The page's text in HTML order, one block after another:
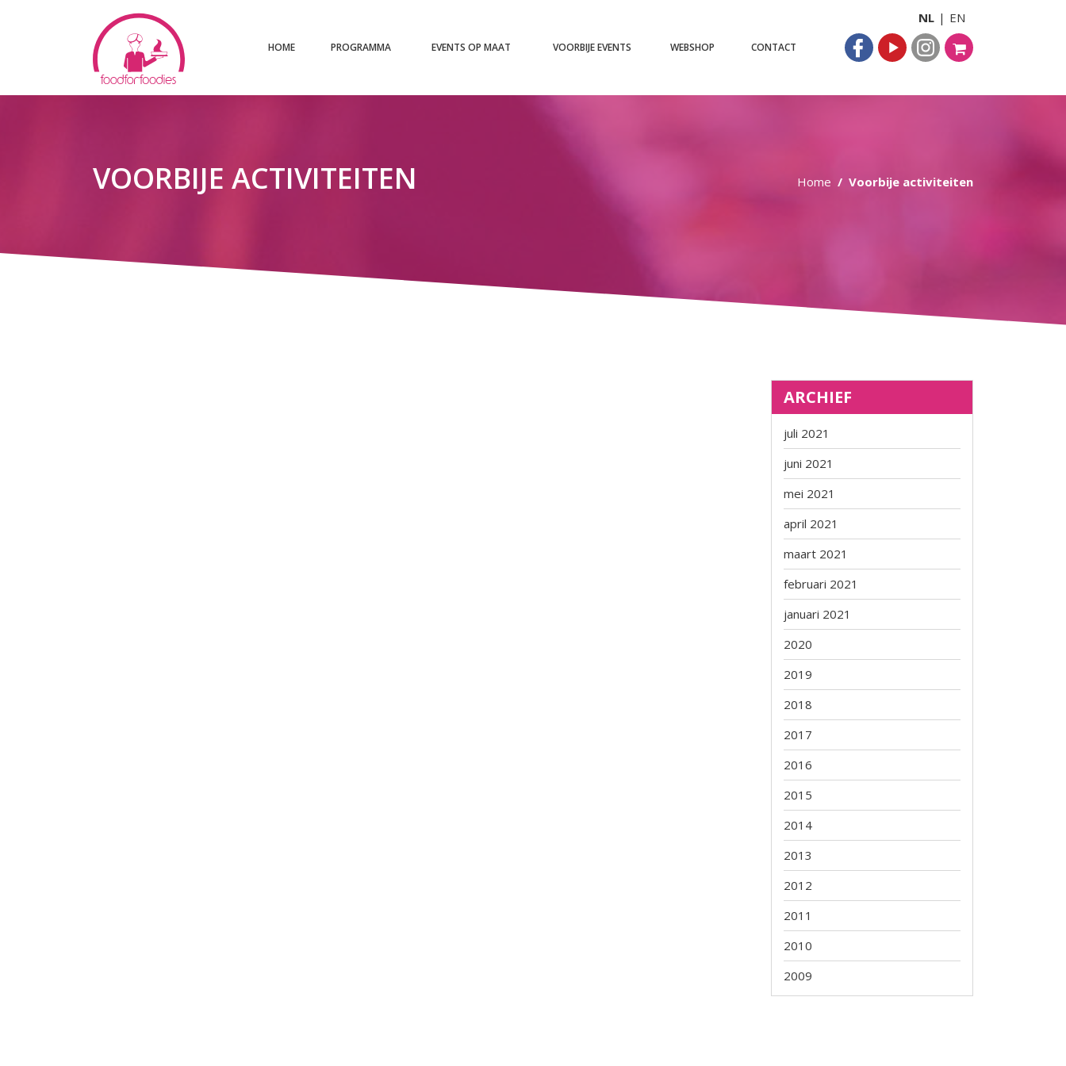
HOME PROGRAMMA EVENTS OP MAAT VOORBIJE EVENTS WEBSHOP CONTACT
NL EN
VOORBIJE ACTIVITEITEN Home Voorbije activiteiten
ARCHIEF
juli 2021
juni 2021
mei 2021
april 2021
maart 2021
februari 2021
januari 2021
2020
2019
2018
2017
2016
2015
2014
2013
2012
2011
2010
2009